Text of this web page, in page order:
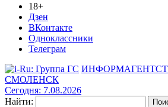
18+
Дзен
ВКонтакте
Одноклассники
Телеграм
СМОЛЕНСК
Сегодня: 7.08.2026
Найти: